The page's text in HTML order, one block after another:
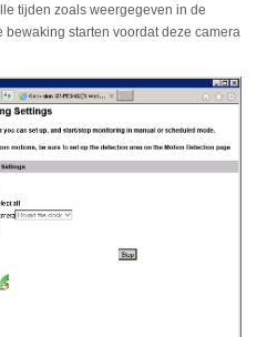
tijden zoals weergegeven in de
bewaking starten voordat deze camera